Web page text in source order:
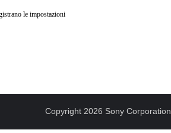
le impostazioni
Copyright 2026 Sony Corporation